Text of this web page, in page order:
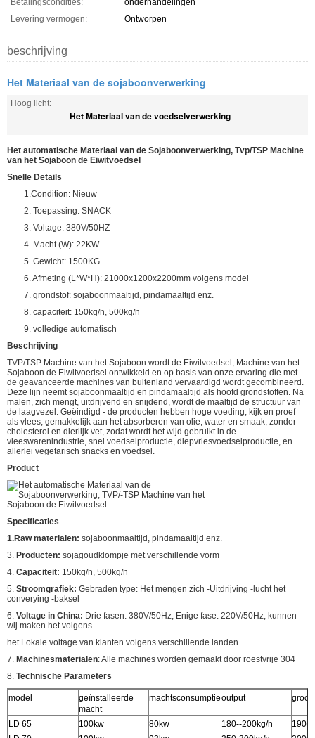
Betalingscondities:
onderhandelingen
Levering vermogen:
Ontworpen
beschrijving
Het Materiaal van de sojaboonverwerking
Hoog licht:
Het Materiaal van de voedselverwerking
Het automatische Materiaal van de Sojaboonverwerking, Tvp/TSP Machine
van het Sojaboon de Eiwitvoedsel
Snelle Details
1.Condition: Nieuw
2. Toepassing: SNACK
3. Voltage: 380V/50HZ
4. Macht (W): 22KW
5. Gewicht: 1500KG
6. Afmeting (L*W*H): 21000x1200x2200mm volgens model
7. grondstof: sojaboonmaaltijd, pindamaaltijd enz.
8. capaciteit: 150kg/h, 500kg/h
9. volledige automatisch
Beschrijving
TVP/TSP Machine van het Sojaboon wordt de Eiwitvoedsel, Machine van het
Sojaboon de Eiwitvoedsel ontwikkeld en op basis van onze ervaring die met
de geavanceerde machines van buitenland vervaardigd wordt gecombineerd.
Deze lijn neemt sojaboonmaaltijd en pindamaaltijd als hoofd grondstoffen. Na
malen, zich mengt, uitdrijvend en snijdend, wordt de maaltijd de structuur van
de laagvezel. Geëindigd - de producten hebben hoge voeding; kijk en proef
als vlees; gemakkelijk aan het absorberen van olie, water en smaak; zonder
cholesterol en dierlijk vet, zodat wordt het wijd gebruikt in de
vleeswarenindustrie, snel voedselproductie, diepvriesvoedselproductie, en
allerlei vegetarisch snacks en voedsel.
Product
Specificaties
1.Raw materialen: sojaboonmaaltijd, pindamaaltijd enz.
3. Producten: sojagoudklompje met verschillende vorm
4. Capaciteit: 150kg/h, 500kg/h
5. Stroomgrafiek: Gebraden type: Het mengen zich -Uitdrijving -lucht het
converying -baksel
6. Voltage in China: Drie fasen: 380V/50Hz, Enige fase: 220V/50Hz, kunnen
wij maken het volgens
het Lokale voltage van klanten volgens verschillende landen
7. Machinesmaterialen: Alle machines worden gemaakt door roestvrije 304
8. Technische Parameters
model
geïnstalleerde
macht
machtsconsumptieoutput
LD 65 100kw 80kw 180--200kg/h